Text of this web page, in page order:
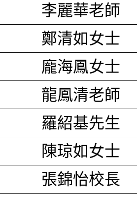
李麗華老師
鄭清如女士
龐海鳳女士
龍鳳清老師
羅紹基先生
陳琼如女士
張錦怡校長